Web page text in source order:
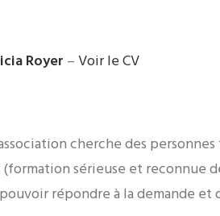
Royer –Voir le CV
cherche des personnes
(formation sérieuse et reconnue
pouvoir répondre à la demande